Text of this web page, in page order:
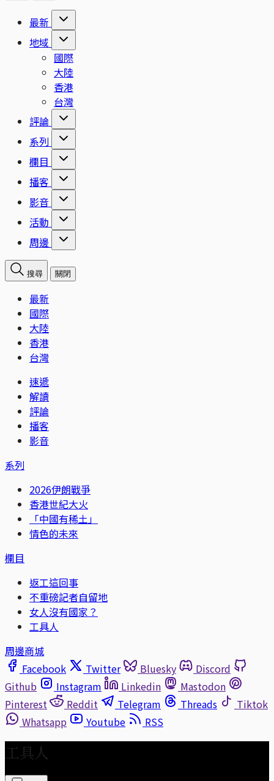
最新
地域
國際
大陸
香港
台灣
評論
系列
欄目
播客
影音
活動
周邊
搜尋 關閉
最新
國際
大陸
香港
台灣
速遞
解讀
評論
播客
影音
系列
2026伊朗戰爭
香港世紀大火
「中國有稀土」
情色的未來
欄目
返工這回事
不重磅記者自留地
女人沒有國家？
工具人
周邊商城
Facebook
Twitter Bluesky
Discord
Github
Instagram Linkedin
Mastodon
Pinterest
Reddit Telegram Threads
Tiktok
Whatsapp
Youtube RSS
工具人